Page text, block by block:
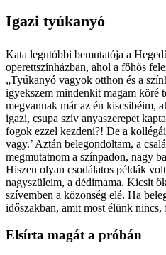
Igazi tyúkanyó
Kata legutóbbi bemutatója a
operettszínházban, ahol a főhős
„Tyúkanyó vagyok otthon és a
igyekszem mindenkit magam köré
megvannak már az én kiscsibéim,
igazi, csupa szív anyaszerepet
fogok ezzel kezdeni?! De a
vagy.’ Aztán belegondoltam, a
megmutatnom a színpadon, nagy
Hiszen olyan csodálatos példák
nagyszüleim, a dédimama. Kicsit
szívemben a közönség elé. Ha
időszakban, amit most élünk nincs,
Elsírta magát a próbán